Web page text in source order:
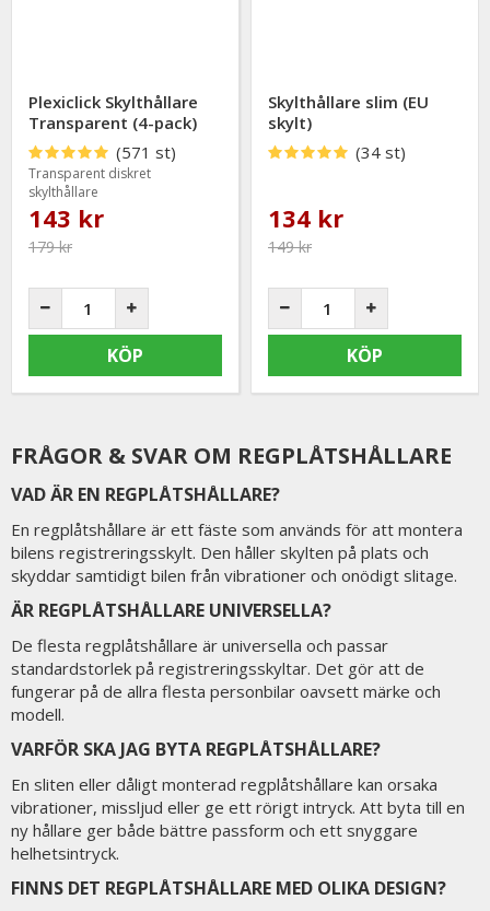
Plexiclick Skylthållare
Transparent (4-pack)
(571 st)
Transparent diskret
skylthållare
143 kr
179 kr
KÖP
Skylthållare slim (EU
skylt)
(34 st)
134 kr
149 kr
KÖP
FRÅGOR & SVAR OM REGPLÅTSHÅLLARE
VAD ÄR EN REGPLÅTSHÅLLARE?
En regplåtshållare är ett fäste som används för att montera
bilens registreringsskylt. Den håller skylten på plats och
skyddar samtidigt bilen från vibrationer och onödigt slitage.
ÄR REGPLÅTSHÅLLARE UNIVERSELLA?
De flesta regplåtshållare är universella och passar
standardstorlek på registreringsskyltar. Det gör att de
fungerar på de allra flesta personbilar oavsett märke och
modell.
VARFÖR SKA JAG BYTA REGPLÅTSHÅLLARE?
En sliten eller dåligt monterad regplåtshållare kan orsaka
vibrationer, missljud eller ge ett rörigt intryck. Att byta till en
ny hållare ger både bättre passform och ett snyggare
helhetsintryck.
FINNS DET REGPLÅTSHÅLLARE MED OLIKA DESIGN?